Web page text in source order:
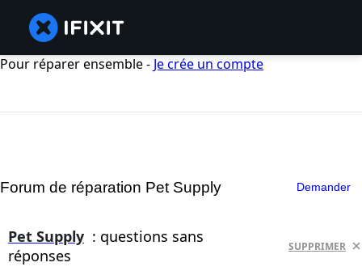
Pour réparer ensemble - Je crée un compte
Forum de réparation Pet Supply Demander
Pet Supply : questions sans
réponses
SUPPRIMER